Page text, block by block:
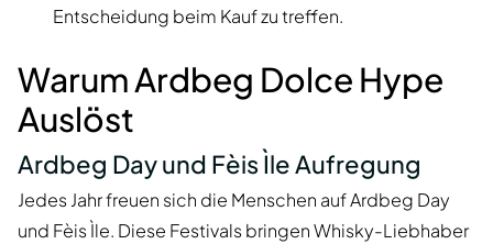
Entscheidung beim Kauf zu treffen.
Warum Ardbeg Dolce Hype
Auslöst
Ardbeg Day und Fèis Ìle Aufregung
Jedes Jahr freuen sich die Menschen auf Ardbeg Day
und Fèis Ìle. Diese Festivals bringen Whisky-Liebhaber